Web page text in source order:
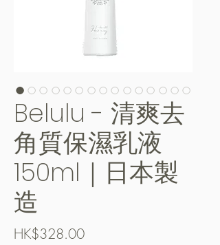
Belulu - 清爽去
角質保濕乳液
150ml｜日本製
造
HK$328.00價